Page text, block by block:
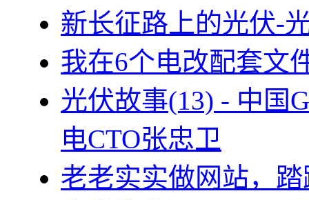
新长征路上的光伏-
我在6个电改配套文
光伏故事(13) - 中国
电CTO张忠卫
老老实实做网站，